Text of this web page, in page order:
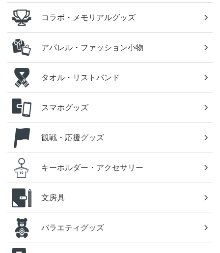
コラボ・メモリアルグッズ
アパレル・ファッション小物
タオル・リストバンド
スマホグッズ
観戦・応援グッズ
キーホルダー・アクセサリー
文房具
バラエティグッズ